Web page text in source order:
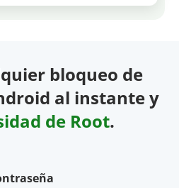
bloqueo de
al instante y
de Root.